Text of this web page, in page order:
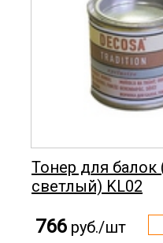
Тонер для балок
светлый) KL02
766 руб./шт